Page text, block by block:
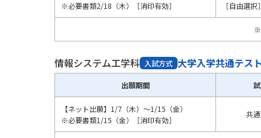
※必要書類2/18（木）［消印有効］
［自由選択］
※
情報システム工学科 入試方式 大学入学共通テス
出願期間
【ネット出願】1/7（木）～1/15（金）
※必要書類1/15（金）［消印有効］
共